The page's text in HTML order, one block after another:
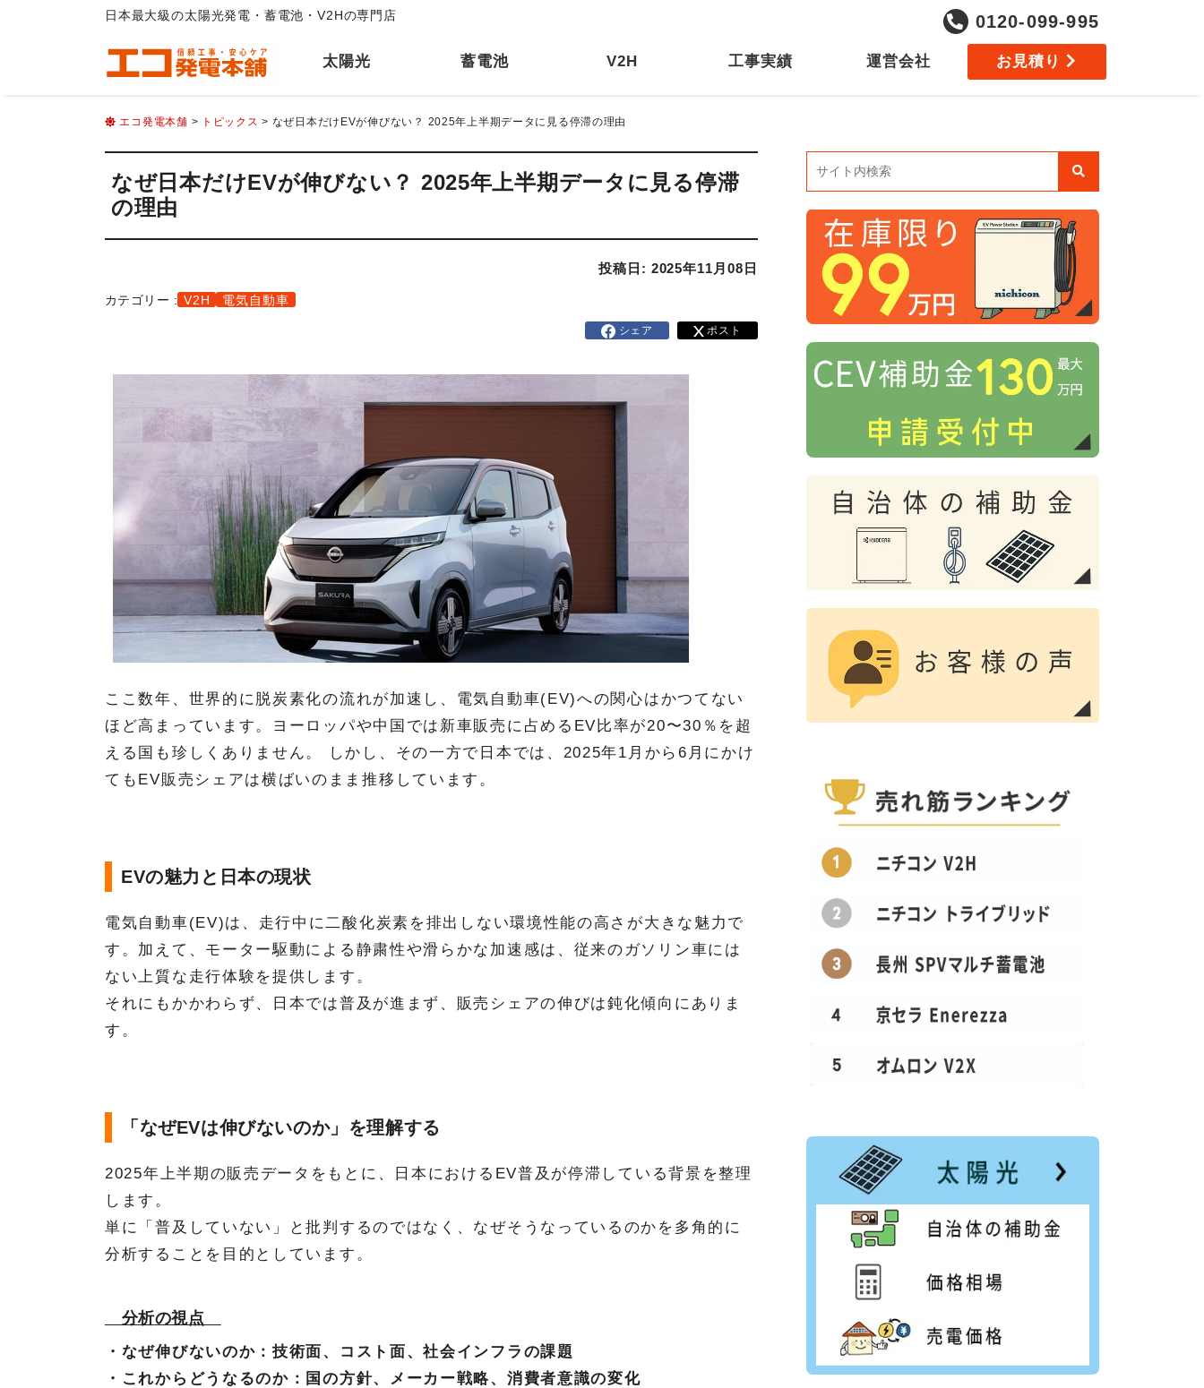
日本最大級の太陽光発電・蓄電池・V2Hの専門店 0120-099-995
太陽光 蓄電池 V2H 工事実績 運営会社 お見積り
エコ発電本舗 > トピックス > なぜ日本だけEVが伸びない？ 2025年上半期データに見る停滞の理由
なぜ日本だけEVが伸びない？ 2025年上半期データに見る停滞
の理由
投稿日: 2025年11月08日
カテゴリー : V2H 電気自動車
シェア ポスト
ここ数年、世界的に脱炭素化の流れが加速し、電気自動車(EV)への関心はかつてない
ほど高まっています。ヨーロッパや中国では新車販売に占めるEV比率が20〜30％を超
える国も珍しくありません。 しかし、その一方で日本では、2025年1月から6月にかけ
てもEV販売シェアは横ばいのまま推移しています。
EVの魅力と日本の現状
電気自動車(EV)は、走行中に二酸化炭素を排出しない環境性能の高さが大きな魅力で
す。加えて、モーター駆動による静粛性や滑らかな加速感は、従来のガソリン車には
ない上質な走行体験を提供します。
それにもかかわらず、日本では普及が進まず、販売シェアの伸びは鈍化傾向にありま
す。
「なぜEVは伸びないのか」を理解する
2025年上半期の販売データをもとに、日本におけるEV普及が停滞している背景を整理
します。
単に「普及していない」と批判するのではなく、なぜそうなっているのかを多角的に
分析することを目的としています。
分析の視点
・なぜ伸びないのか：技術面、コスト面、社会インフラの課題
・これからどうなるのか：国の方針、メーカー戦略、消費者意識の変化
検索: